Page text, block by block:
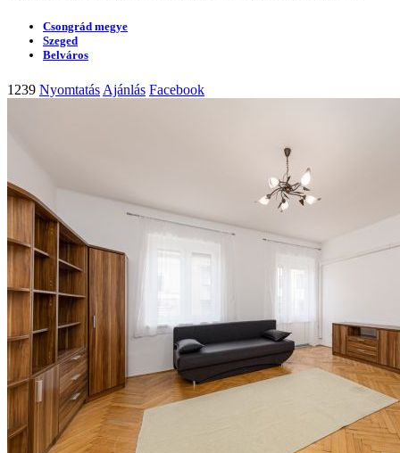
Csongrád megye
Szeged
Belváros
1239 Nyomtatás Ajánlás Facebook